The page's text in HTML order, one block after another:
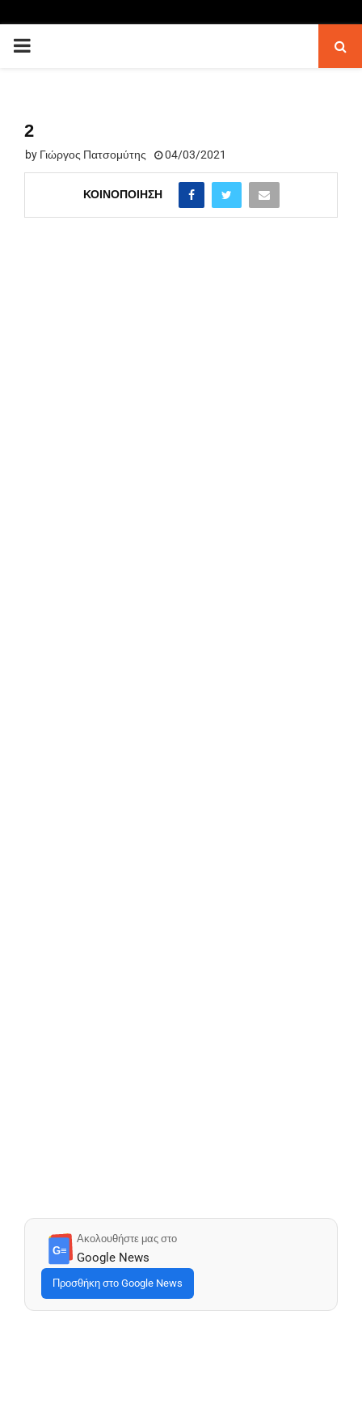
PRIMARY
2
by Γιώργος Πατσομύτης 04/03/2021
ΚΟΙΝΟΠΟΊΗΣΗ
G≡
Ακολουθήστε μας στο
Google News
Προσθήκη στο Google News